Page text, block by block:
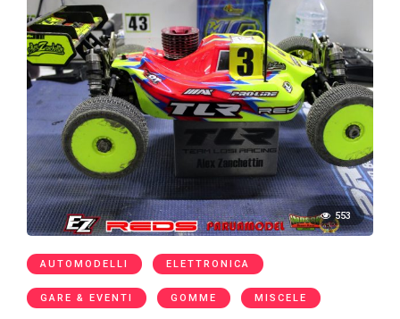
553
AUTOMODELLI ELETTRONICA
GARE & EVENTI GOMME MISCELE